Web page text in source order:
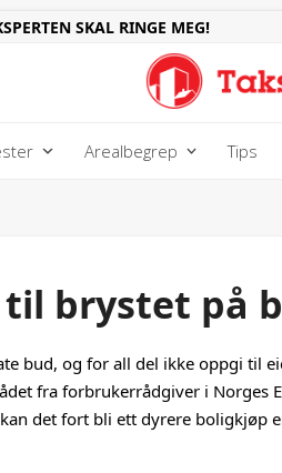
SKAL RINGE MEG!
Arealbegrep Tips
brystet på
bud, og for all del ikke oppgi til
fra forbrukerrådgiver i
det fort bli ett dyrere boligkjøp